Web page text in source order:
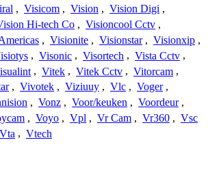
, Visicom , Vision , Vision Digi ,
Hi-tech Co , Visioncool Cctv ,
, Visionite , Visionstar , Visionxip ,
, Visonic , Visortech , Vista Cctv ,
, Vitek , Vitek Cctv , Vitorcam ,
, Vivotek , Viziuuy , Vlc , Voger ,
, Vonz , Voor/keuken , Voordeur ,
, Voyo , Vpl , Vr Cam , Vr360 , Vsc
Vta , Vtech